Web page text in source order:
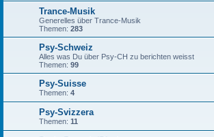
Trance-Musik
Generelles über Trance-Musik
Themen: 283
Psy-Schweiz
Alles was Du über Psy-CH zu berichten weisst
Themen: 99
Psy-Suisse
Themen: 4
Psy-Svizzera
Themen: 11